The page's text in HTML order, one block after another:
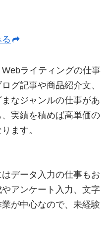
ライティングの仕事
グ記事や商品紹介文、
なジャンルの仕事があ
実績を積めば高単価の
ます。
データ入力の仕事もお
アンケート入力、文字
が中心なので、未経験